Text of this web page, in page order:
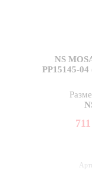
NS
PP15145-
711